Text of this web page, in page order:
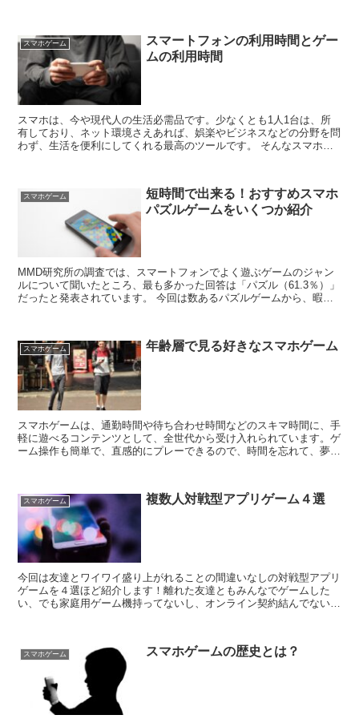
スマホゲーム
スマートフォンの利用時間とゲー
ムの利用時間
スマホは、今や現代人の生活必需品です。少なくとも1人1台は、所
有しており、ネット環境さえあれば、娯楽やビジネスなどの分野を問
わず、生活を便利にしてくれる最高のツールです。 そんなスマホ
スマホゲーム
短時間で出来る！おすすめスマホ
パズルゲームをいくつか紹介
MMD研究所の調査では、スマートフォンでよく遊ぶゲームのジャン
ルについて聞いたところ、最も多かった回答は「パズル（61.3％）」
だったと発表されています。 今回は数あるパズルゲームから、暇つ
スマホゲーム 年齢層で見る好きなスマホゲーム
スマホゲームは、通勤時間や待ち合わせ時間などのスキマ時間に、手
軽に遊べるコンテンツとして、全世代から受け入れられています。ゲ
ーム操作も簡単で、直感的にプレーできるので、時間を忘れて、夢中
スマホゲーム 複数人対戦型アプリゲーム４選
今回は友達とワイワイ盛り上がれることの間違いなしの対戦型アプリ
ゲームを４選ほど紹介します！離れた友達ともみんなでゲームした
い、でも家庭用ゲーム機持ってないし、オンライン契約結んでないか
スマホゲーム スマホゲームの歴史とは？